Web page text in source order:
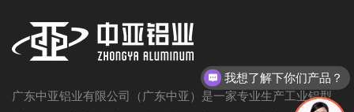
广东中亚铝业有限公司（广东中亚）是一家专业生产工业铝型
我想了解下你们产品？